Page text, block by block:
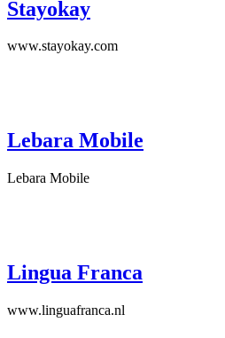
Stayokay
www.stayokay.com
Lebara Mobile
Lebara Mobile
Lingua Franca
www.linguafranca.nl